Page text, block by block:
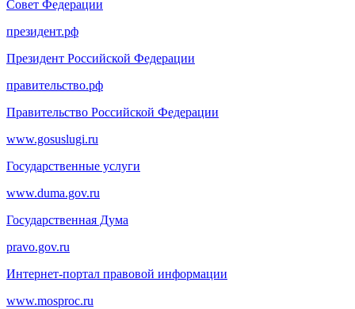
Совет Федерации
президент.рф
Президент Российской Федерации
правительство.рф
Правительство Российской Федерации
www.gosuslugi.ru
Государственные услуги
www.duma.gov.ru
Государственная Дума
pravo.gov.ru
Интернет-портал правовой информации
www.mosproc.ru